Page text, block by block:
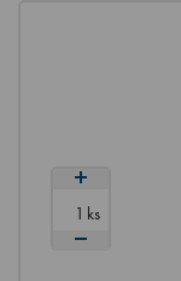
ks